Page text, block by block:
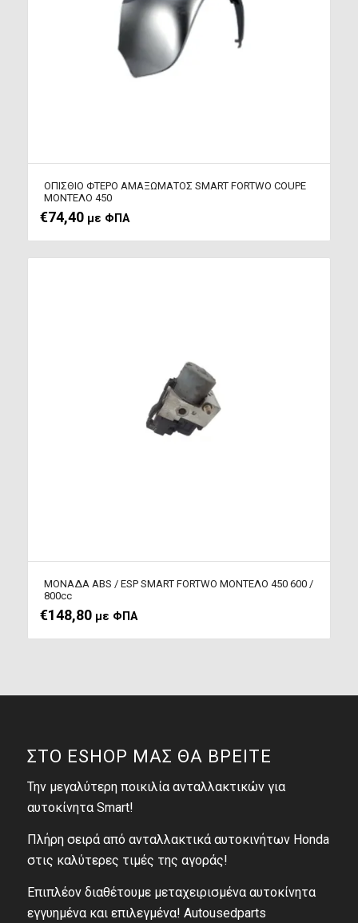
OΠΙΣΘΙΟ ΦΤΕΡΟ ΑΜΑΞΩΜΑΤΟΣ SMART FORTWO COUPE
ΜΟΝΤΕΛΟ 450
€74,40 με ΦΠΑ
ΜΟΝΑΔΑ ABS / ESP SMART FORTWO MΟΝΤΕΛΟ 450 600 /
800cc
€148,80 με ΦΠΑ
ΣΤΟ ESHOP ΜΑΣ ΘΑ ΒΡΕΙΤΕ
Την μεγαλύτερη ποικιλία ανταλλακτικών για
αυτοκίνητα Smart!
Πλήρη σειρά από ανταλλακτικά αυτοκινήτων Honda
στις καλύτερες τιμές της αγοράς!
Επιπλέον διαθέτουμε μεταχειρισμένα αυτοκίνητα
εγγυημένα και επιλεγμένα! Autousedparts